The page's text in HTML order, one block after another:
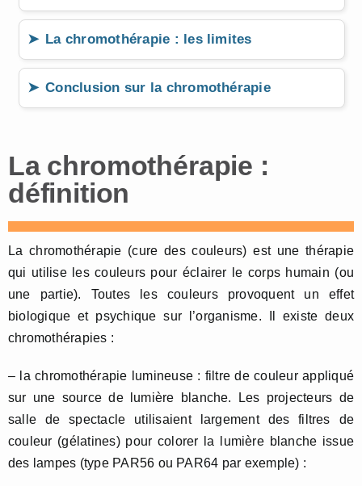
La chromothérapie : les limites
Conclusion sur la chromothérapie
La chromothérapie :
définition
La chromothérapie (cure des couleurs) est une thérapie
qui utilise les couleurs pour éclairer le corps humain (ou
une partie). Toutes les couleurs provoquent un effet
biologique et psychique sur l’organisme. Il existe deux
chromothérapies :
– la chromothérapie lumineuse : filtre de couleur appliqué
sur une source de lumière blanche. Les projecteurs de
salle de spectacle utilisaient largement des filtres de
couleur (gélatines) pour colorer la lumière blanche issue
des lampes (type PAR56 ou PAR64 par exemple) :